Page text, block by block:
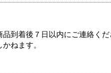
到着後７日以内にご連絡く
ねます。